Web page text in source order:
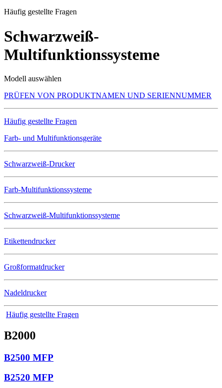
Häufig gestellte Fragen
Schwarzweiß-
Multifunktionssysteme
Modell auswählen
PRÜFEN VON PRODUKTNAMEN UND SERIENNUMMER
Häufig gestellte Fragen
Farb- und Multifunktionsgeräte
Schwarzweiß-Drucker
Farb-Multifunktionssysteme
Schwarzweiß-Multifunktionssysteme
Etikettendrucker
Großformatdrucker
Nadeldrucker
Häufig gestellte Fragen
B2000
B2500 MFP
B2520 MFP